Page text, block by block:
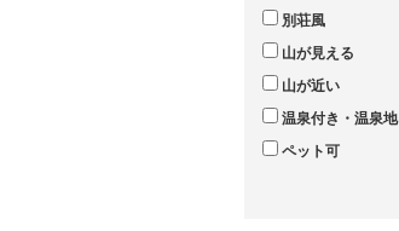
別荘風
山が見える
山が近い
温泉付き・温泉地
ペット可